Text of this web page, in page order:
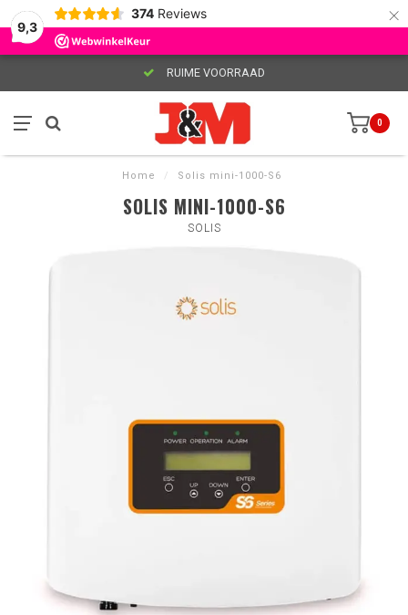
9,3
374 Reviews ×
RUIME VOORRAAD
0
Home / Solis mini-1000-S6
SOLIS MINI-1000-S6
SOLIS